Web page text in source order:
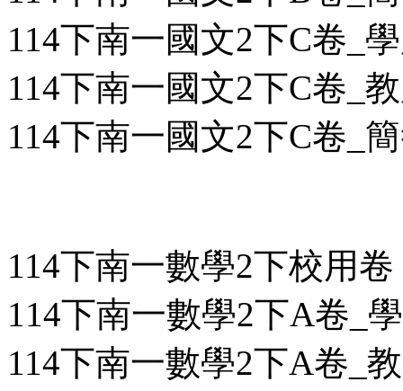
114下南一國文2下C卷_
114下南一國文2下C卷_
114下南一國文2下C卷_
114下南一數學2下校用卷
114下南一數學2下A卷_
114下南一數學2下A卷_